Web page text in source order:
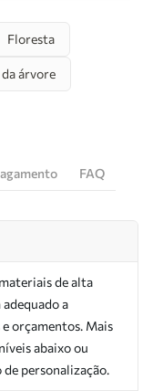
Floresta
árvore
FAQ
de alta
a
orçamentos. Mais
abaixo ou
personalização.